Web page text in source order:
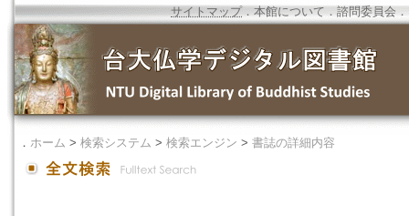
サイトマップ．本館について ． 諮問委員会 ．
． ホーム > 検索システム > 検索エンジン > 書誌の詳細内容